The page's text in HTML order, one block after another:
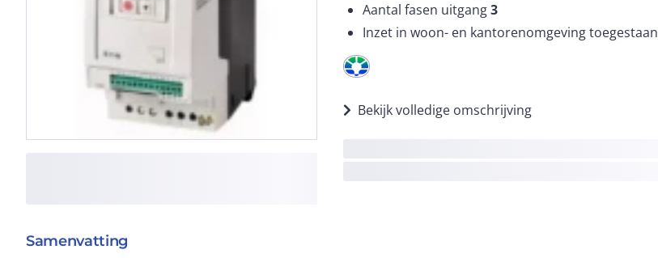
Aantal fasen uitgang3
Inzet in woon- en kantorenomgeving toegestaan
Bekijk volledige omschrijving
Samenvatting